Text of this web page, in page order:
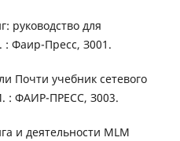
руководство для
Фаир-Пресс, З001.
Почти учебник сетевого
: ФАИР-ПРЕСС, З003.
и деятельности MLM